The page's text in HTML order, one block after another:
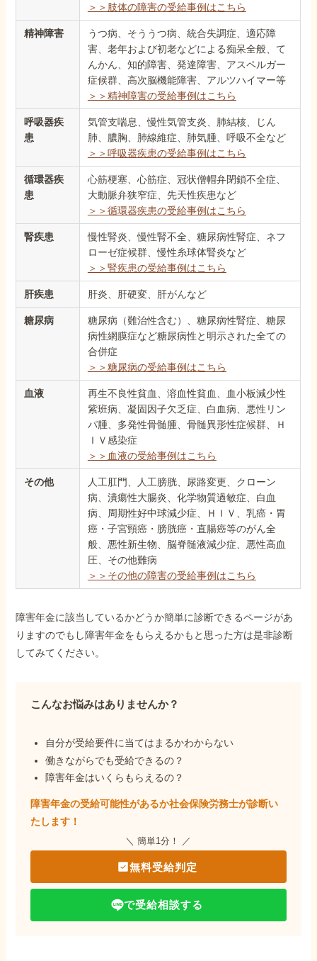
＞＞肢体の障害の受給事例はこちら
精神障害
うつ病、そううつ病、統合失調症、適応障
害、老年および初老などによる痴呆全般、て
んかん、知的障害、発達障害、アスペルガー
症候群、高次脳機能障害、アルツハイマー等
＞＞精神障害の受給事例はこちら
呼吸器疾
患
気管支喘息、慢性気管支炎、肺結核、じん
肺、膿胸、肺線維症、肺気腫、呼吸不全など
＞＞呼吸器疾患の受給事例はこちら
循環器疾
患
心筋梗塞、心筋症、冠状僧帽弁閉鎖不全症、
大動脈弁狭窄症、先天性疾患など
＞＞循環器疾患の受給事例はこちら
腎疾患
慢性腎炎、慢性腎不全、糖尿病性腎症、ネフ
ローゼ症候群、慢性糸球体腎炎など
＞＞腎疾患の受給事例はこちら
肝疾患 肝炎、肝硬変、肝がんなど
糖尿病
糖尿病（難治性含む）、糖尿病性腎症、糖尿
病性網膜症など糖尿病性と明示された全ての
合併症
＞＞糖尿病の受給事例はこちら
血液
再生不良性貧血、溶血性貧血、血小板減少性
紫班病、凝固因子欠乏症、白血病、悪性リン
パ腫、多発性骨髄腫、骨髄異形性症候群、Ｈ
ＩＶ感染症
＞＞血液の受給事例はこちら
その他
人工肛門、人工膀胱、尿路変更、クローン
病、潰瘍性大腸炎、化学物質過敏症、白血
病、周期性好中球減少症、ＨＩＶ、乳癌・胃
癌・子宮頸癌・膀胱癌・直腸癌等のがん全
般、悪性新生物、脳脊髄液減少症、悪性高血
圧、その他難病
＞＞その他の障害の受給事例はこちら
障害年金に該当しているかどうか簡単に診断できるページがあ
りますのでもし障害年金をもらえるかもと思った方は是非診断
してみてください。
こんなお悩みはありませんか？
自分が受給要件に当てはまるかわからない
働きながらでも受給できるの？
障害年金はいくらもらえるの？
障害年金の受給可能性があるか社会保険労務士が診断い
たします！
＼ 簡単1分！ ／
無料受給判定
で受給相談する